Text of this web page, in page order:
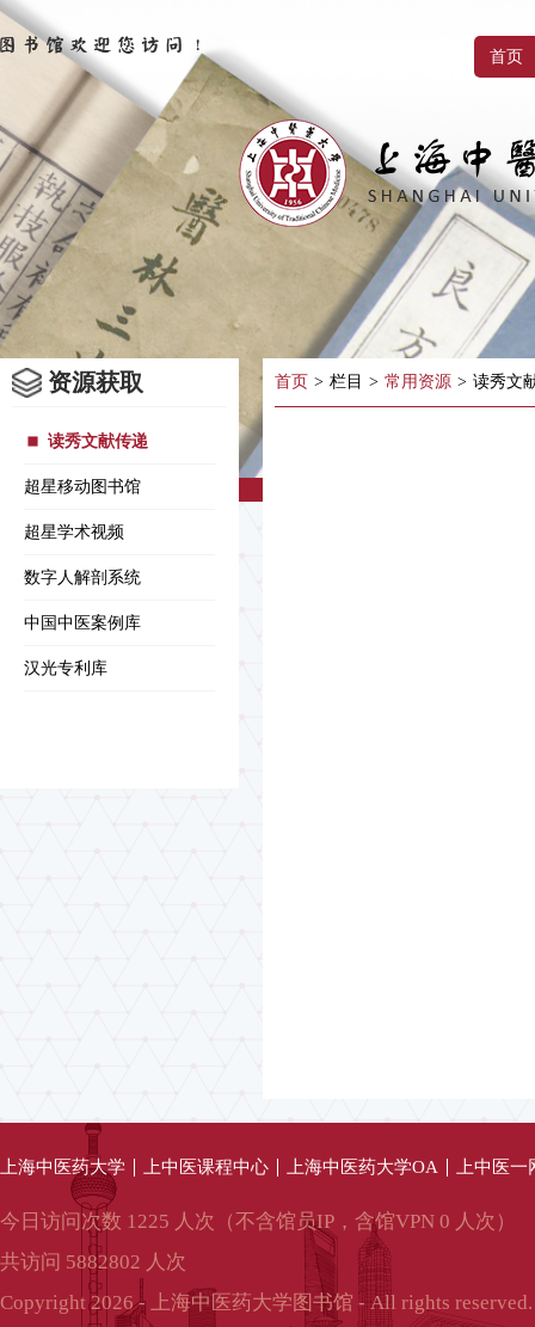
首页
资源获取
读秀文献传递
超星移动图书馆
超星学术视频
数字人解剖系统
中国中医案例库
汉光专利库
首页 > 栏目 > 常用资源 > 读秀文
上海中医药大学 上中医课程中心 上海中医药大学OA 上中医
今日访问次数 1225 人次（不含馆员IP，含馆VPN 0 人次）
共访问 5882802 人次
Copyright 2026 - 上海中医药大学图书馆 - All rights reserved.